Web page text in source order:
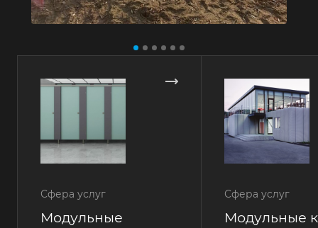
Сфера услуг
Модульные
Сфера услуг
Модульные